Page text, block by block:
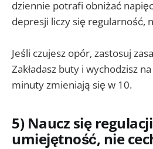
dziennie potrafi obniżać
depresji liczy się regularność,
Jeśli czujesz opór, zastosuj
Zakładasz buty i wychodzisz
minuty zmieniają się w 10.
5) Naucz się
umiejętność, nie